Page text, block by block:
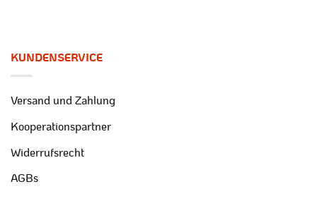
KUNDENSERVICE
Versand und Zahlung
Kooperationspartner
Widerrufsrecht
AGBs